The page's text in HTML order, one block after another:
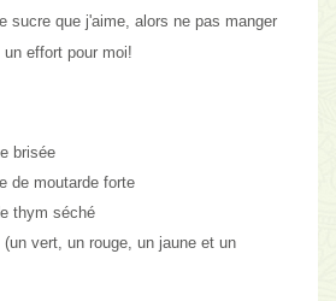
sucre que j'aime, alors ne pas manger
effort pour moi!
brisée
de moutarde forte
thym séché
vert, un rouge, un jaune et un